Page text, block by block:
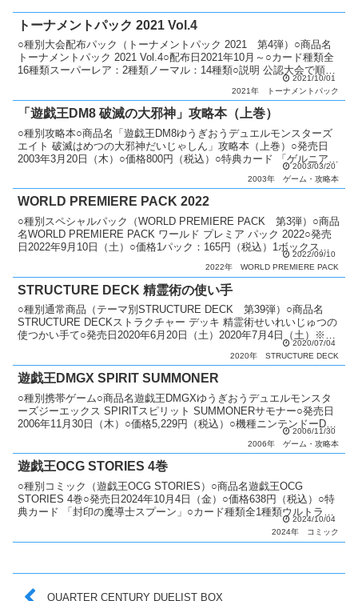
トーナメントパック 2021 Vol.4
○種別大会配布パック（トーナメントパック 2021 第4弾）○商品名
トーナメントパック 2021 Vol.4○配布日2021年10月～○カード種類全
16種類スーパーレア：2種類ノーマル：14種類○説明 公認大会で順位
2021/10/01
2021年
トーナメントパック
「遊戯王DM8 破滅の大邪神」攻略本（上巻）
○種別攻略本○商品名「遊戯王DM8ゆうぎおうデュエルモンスターズ
エイト 破滅はめつの大邪神だいじゃしん」攻略本（上巻）○発売日
2003年3月20日（木）○価格800円（税込）○特典カード 「ゲルニア」
2003/03/20
2003年
ゲーム・攻略本
WORLD PREMIERE PACK 2022
○種別スペシャルパック（WORLD PREMIERE PACK 第3弾）○商品
名WORLD PREMIERE PACK ワールド プレミア パック 2022○発売
日2022年9月10日（土）○価格1パック：165円（税込）1ボックス：
2022/09/10
2022年
WORLD PREMIERE PACK
STRUCTURE DECK 精霊術の使い手
○種別通常商品（テーマ別STRUCTURE DECK 第39弾）○商品名
STRUCTURE DECKストラクチャー デッキ 精霊術せいれいじゅつの
使つかい手て○発売日2020年6月20日（土）2020年7月4日（土）※発
2020/07/04
2020年
STRUCTURE DECK
遊戯王DMGX SPIRIT SUMMONER
○種別携帯ゲーム○商品名遊戯王DMGXゆうぎおうデュエルモンスタ
ーズジーエックス SPIRITスピリット SUMMONERサモナー○発売日
2006年11月30日（木）○価格5,229円（税込）○機種ニンテンドーDS○
2006/11/30
2006年
ゲーム・攻略本
遊戯王OCG STORIES 4巻
○種別コミック（遊戯王OCG STORIES）○商品名遊戯王OCG
STORIES 4巻○発売日2024年10月4日（金）○価格638円（税込）○特
典カード 「封印の魔導士スプーン」○カード種類全1種類ウルトラレ
2024/10/04
2024年
コミック
QUARTER CENTURY DUELIST BOX